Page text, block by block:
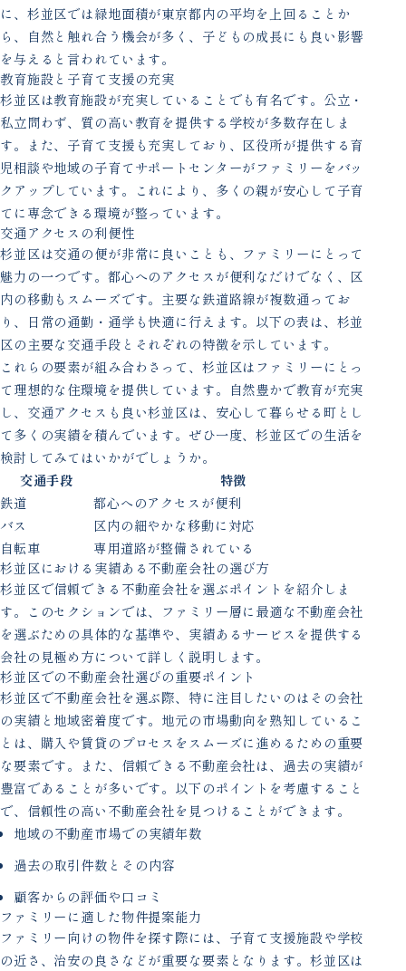
に、杉並区では緑地面積が東京都内の平均を上回ることか
ら、自然と触れ合う機会が多く、子どもの成長にも良い影響
を与えると言われています。
教育施設と子育て支援の充実
杉並区は教育施設が充実していることでも有名です。公立・
私立問わず、質の高い教育を提供する学校が多数存在しま
す。また、子育て支援も充実しており、区役所が提供する育
児相談や地域の子育てサポートセンターがファミリーをバッ
クアップしています。これにより、多くの親が安心して子育
てに専念できる環境が整っています。
交通アクセスの利便性
杉並区は交通の便が非常に良いことも、ファミリーにとって
魅力の一つです。都心へのアクセスが便利なだけでなく、区
内の移動もスムーズです。主要な鉄道路線が複数通ってお
り、日常の通勤・通学も快適に行えます。以下の表は、杉並
区の主要な交通手段とそれぞれの特徴を示しています。
これらの要素が組み合わさって、杉並区はファミリーにとっ
て理想的な住環境を提供しています。自然豊かで教育が充実
し、交通アクセスも良い杉並区は、安心して暮らせる町とし
て多くの実績を積んでいます。ぜひ一度、杉並区での生活を
検討してみてはいかがでしょうか。
交通手段
特徴
鉄道
都心へのアクセスが便利
バス
区内の細やかな移動に対応
自転車
専用道路が整備されている
杉並区における実績ある不動産会社の選び方
杉並区で信頼できる不動産会社を選ぶポイントを紹介しま
す。このセクションでは、ファミリー層に最適な不動産会社
を選ぶための具体的な基準や、実績あるサービスを提供する
会社の見極め方について詳しく説明します。
杉並区での不動産会社選びの重要ポイント
杉並区で不動産会社を選ぶ際、特に注目したいのはその会社
の実績と地域密着度です。地元の市場動向を熟知しているこ
とは、購入や賃貸のプロセスをスムーズに進めるための重要
な要素です。また、信頼できる不動産会社は、過去の実績が
豊富であることが多いです。以下のポイントを考慮すること
で、信頼性の高い不動産会社を見つけることができます。
地域の不動産市場での実績年数
過去の取引件数とその内容
顧客からの評価や口コミ
ファミリーに適した物件提案能力
ファミリー向けの物件を探す際には、子育て支援施設や学校
の近さ、治安の良さなどが重要な要素となります。杉並区は